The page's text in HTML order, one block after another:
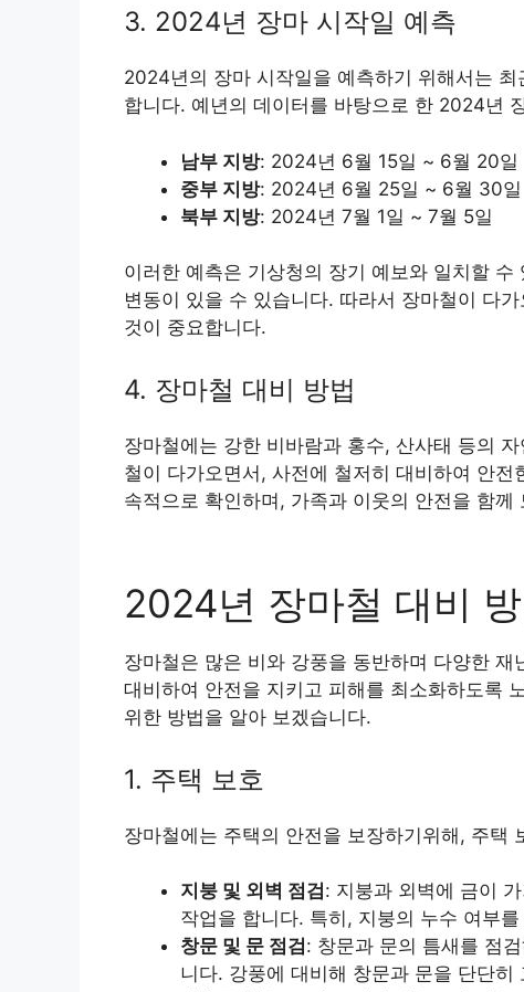
3. 2024년 장마 시작일 예측
2024년의 장마 시작일을 예측하기 위해서는
합니다. 예년의 데이터를 바탕으로 한 2024년
남부 지방: 2024년 6월 15일 ~ 6월 20일
중부 지방: 2024년 6월 25일 ~ 6월 30일
북부 지방: 2024년 7월 1일 ~ 7월 5일
이러한 예측은 기상청의 장기 예보와 일치할
변동이 있을 수 있습니다. 따라서 장마철이 다
것이 중요합니다.
4. 장마철 대비 방법
장마철에는 강한 비바람과 홍수, 산사태 등의
철이 다가오면서, 사전에 철저히 대비하여 안
속적으로 확인하며, 가족과 이웃의 안전을 함께
2024년 장마철 대비
장마철은 많은 비와 강풍을 동반하며 다양한
대비하여 안전을 지키고 피해를 최소화하도록
위한 방법을 알아 보겠습니다.
1. 주택 보호
장마철에는 주택의 안전을 보장하기위해, 주택
지붕 및 외벽 점검 : 지붕과 외벽에 금이
작업을 합니다. 특히, 지붕의 누수 여부
창문 및 문 점검 : 창문과 문의 틈새를 점
니다. 강풍에 대비해 창문과 문을 단단히